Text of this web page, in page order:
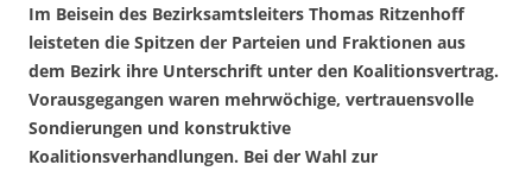
Im Beisein des Bezirksamtsleiters Thomas Ritzenhoff
leisteten die Spitzen der Parteien und Fraktionen aus
dem Bezirk ihre Unterschrift unter den Koalitionsvertrag.
Vorausgegangen waren mehrwöchige, vertrauensvolle
Sondierungen und konstruktive
Koalitionsverhandlungen. Bei der Wahl zur